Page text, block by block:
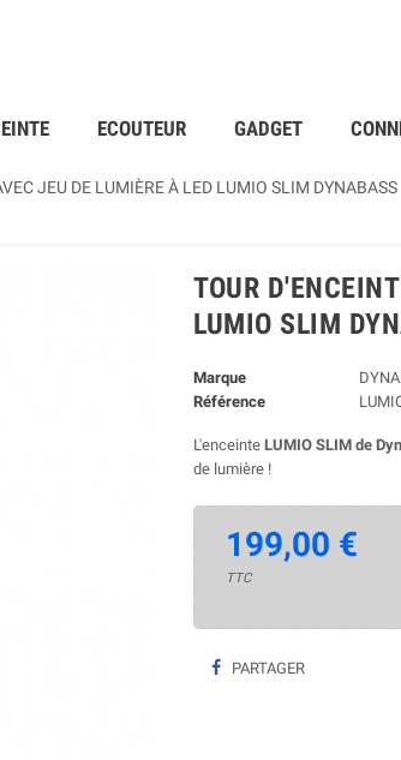
ECOUTEUR GADGET
JEU DE LUMIÈRE À LED LUMIO SLIM DYNABASS
TOUR
LUMIO SLIM
Marque
Référence
L'enceinte LUMIO SLIM de
de lumière !
199,00 €
TTC
PARTAGER